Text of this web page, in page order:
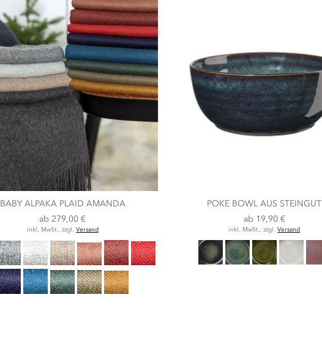
BABY ALPAKA PLAID AMANDA
ab279,00 €
inkl. MwSt., zzgl. Versand
POKE BOWL AUS STEINGUT
ab 19,90 €
inkl. MwSt., zzgl.Versand